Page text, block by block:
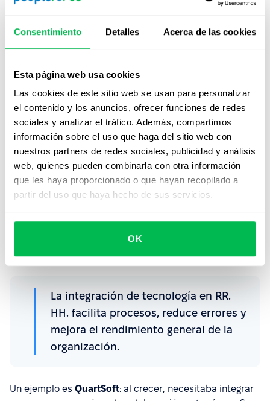
Consentimiento Detalles Acerca de las cookies
Esta página web usa cookies
Las cookies de este sitio web se usan para personalizar
el contenido y los anuncios, ofrecer funciones de redes
sociales y analizar el tráfico. Además, compartimos
información sobre el uso que haga del sitio web con
nuestros partners de redes sociales, publicidad y análisis
web, quienes pueden combinarla con otra información
que les haya proporcionado o que hayan recopilado a
partir del uso que haya hecho de sus servicios.
OK
, transformando
PeopleForce impulsa la
productividad
PeopleForce unifica y automatiza procesos de recursos
humanos en una sola plataforma. Esto no solo
incrementa la eficiencia, sino que facilita decisiones
más estratégicas con base en datos.
Muchas empresas que implementan este tipo de
solucionesdescubren cómo mejorar la productividad
permiten a RR. HH. actuar con rapidez ante cualquier
desviación de los objetivos.
La integración de tecnología en RR.
HH. facilita procesos, reduce errores y
mejora el rendimiento general de la
organización.
Un ejemplo es QuartSoft: al crecer, necesitaba integrar